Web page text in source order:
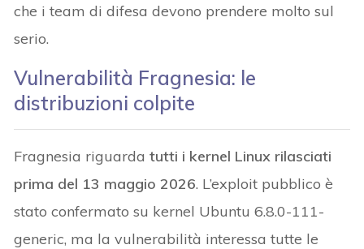
che i team di difesa devono prendere molto sul
serio.
Vulnerabilità Fragnesia: le
distribuzioni colpite
Fragnesia riguardatutti i kernel Linux rilasciati
prima del 13 maggio 2026. L’exploit pubblico è
stato confermato su kernel Ubuntu 6.8.0-111-
generic, ma la vulnerabilità interessa tutte le